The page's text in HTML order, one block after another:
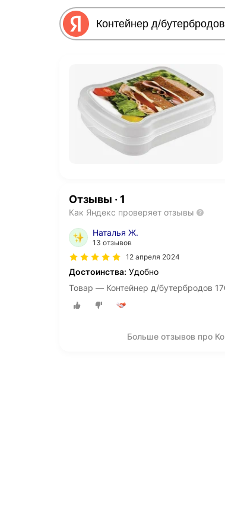
Отзывы · 1
Как Яндекс проверяет отзывы
Наталья Ж.
13 отзывов
12 апреля 2024
Достоинства: Удобно
Товар — Контейнер д/бутербродов
Больше отзывов про